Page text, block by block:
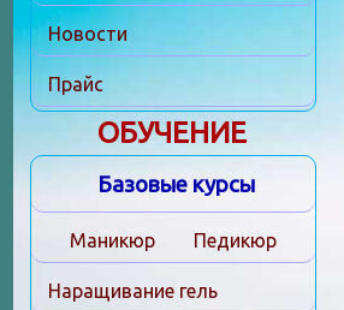
Новости
Прайс
ОБУЧЕНИЕ
Базовые курсы
Маникюр Педикюр
Наращивание гель